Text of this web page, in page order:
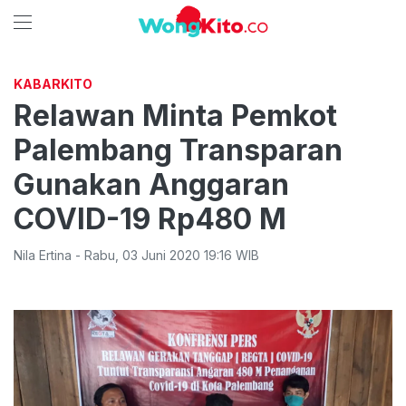
KABARKITO
Relawan Minta Pemkot
Palembang Transparan
Gunakan Anggaran
COVID-19 Rp480 M
Nila Ertina - Rabu 03 Juni 2020 19:16 WIB